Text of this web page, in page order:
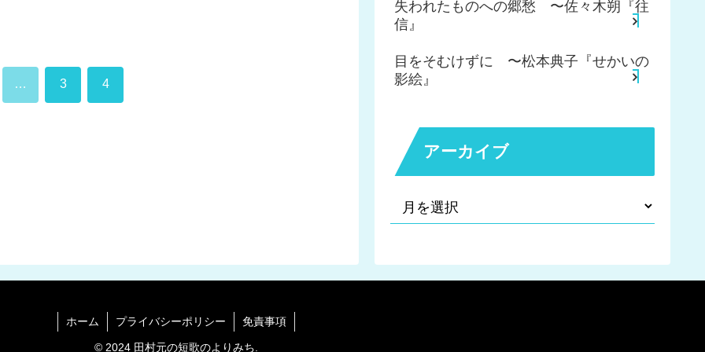
… 3 4
失われたものへの郷愁 〜佐々木朔『往
信』
目をそむけずに 〜松本典子『せかいの
影絵』
アーカイブ
ホーム プライバシーポリシー 免責事項
© 2024 田村元の短歌のよりみち.